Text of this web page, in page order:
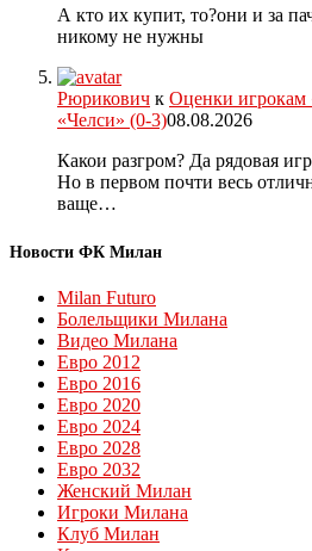
А кто их купит, то?они и за
никому не нужны
Рюрикович к Оценки игрокам
«Челси» (0-3)08.08.2026
Какои разгром? Да рядовая
Но в первом почти весь
ваще…
Новости ФК Милан
Milan Futuro
Болельщики Милана
Видео Милана
Евро 2012
Евро 2016
Евро 2020
Евро 2024
Евро 2028
Евро 2032
Женский Милан
Игроки Милана
Клуб Милан